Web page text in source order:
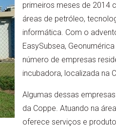
primeiros meses de 2014
áreas de petróleo,
informática. Com o
EasySubsea,
número de empresas
incubadora, localizada na
Algumas dessas
da Coppe. Atuando na
oferece serviços e